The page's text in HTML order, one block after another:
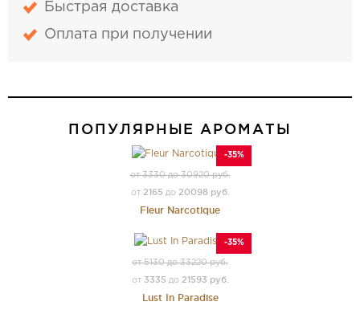
Быстрая доставка
Оплата при получении
ПОПУЛЯРНЫЕ АРОМАТЫ
-35%
от 3330 до 30920 руб.
от 2165 до 20098 руб.
Fleur Narcotique
-35%
от 5130 до 33220 руб.
от 3335 до 21593 руб.
Lust In Paradise